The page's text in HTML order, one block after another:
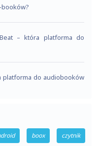
booków?
– która platforma do
platforma do audiobooków
boox czytnik